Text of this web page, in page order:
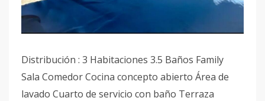
Distribución : 3 Habitaciones 3.5 Baños Family
Sala Comedor Cocina concepto abierto Área de
lavado Cuarto de servicio con baño Terraza